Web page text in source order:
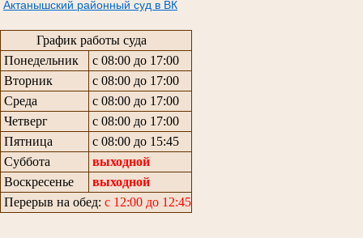
Актанышский районный суд в ВК
График работы суда
Понедельник
с 08:00 до 17:00
Вторник
с 08:00 до 17:00
Среда
с 08:00 до 17:00
Четверг
с 08:00 до 17:00
Пятница
с 08:00 до 15:45
Суббота
выходной
Воскресенье
выходной
Перерыв на обед: с 12:00 до 12:45